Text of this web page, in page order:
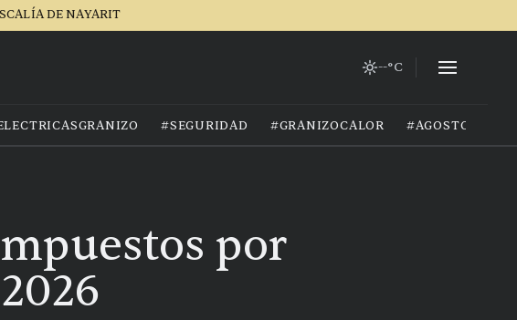
DE NAYARIT
--°C
#SEGURIDAD #GRANIZOCALOR #AGOSTO2026
por